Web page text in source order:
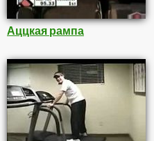
Аццкая рампа